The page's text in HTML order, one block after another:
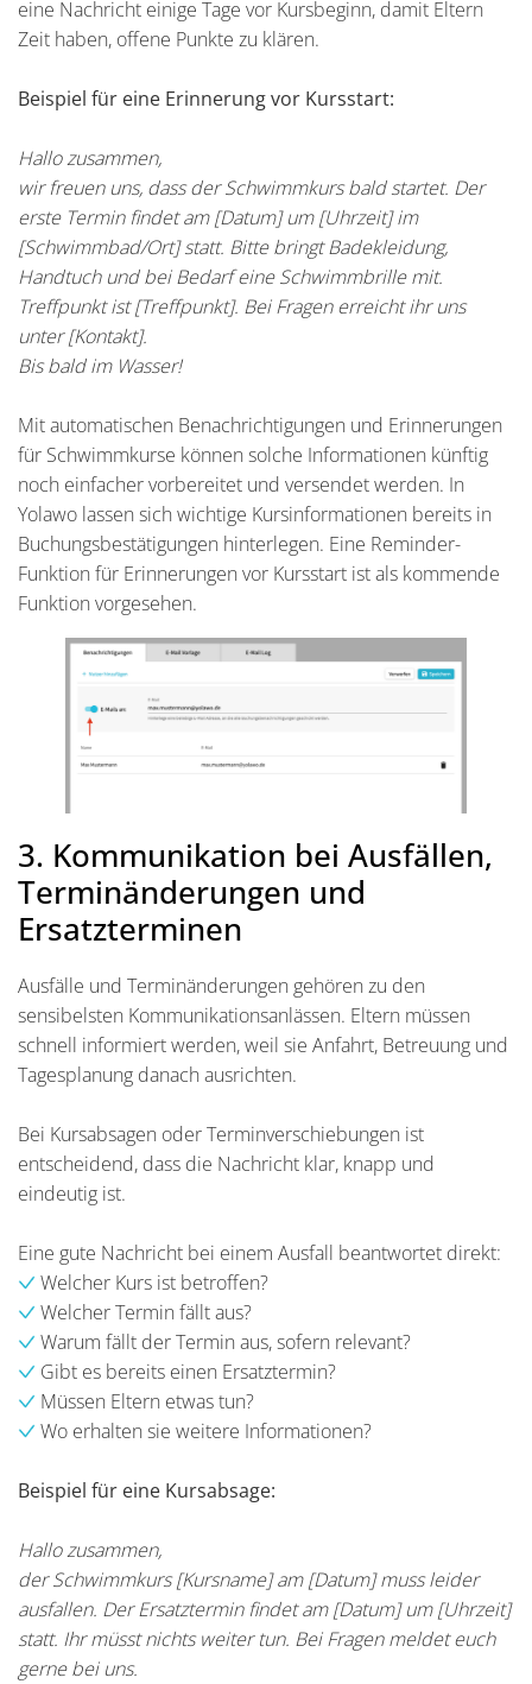
eine Nachricht einige Tage vor Kursbeginn, damit Eltern
Zeit haben, offene Punkte zu klären.
Beispiel für eine Erinnerung vor Kursstart:
Hallo zusammen,
wir freuen uns, dass der Schwimmkurs bald startet. Der
erste Termin findet am [Datum] um [Uhrzeit] im
[Schwimmbad/Ort] statt. Bitte bringt Badekleidung,
Handtuch und bei Bedarf eine Schwimmbrille mit.
Treffpunkt ist [Treffpunkt]. Bei Fragen erreicht ihr uns
unter [Kontakt].
Bis bald im Wasser!
Mit automatischen Benachrichtigungen und Erinnerungen
für Schwimmkurse können solche Informationen künftig
noch einfacher vorbereitet und versendet werden. In
Yolawo lassen sich wichtige Kursinformationen bereits in
Buchungsbestätigungen hinterlegen. Eine Reminder-
Funktion für Erinnerungen vor Kursstart ist als kommende
Funktion vorgesehen.
3. Kommunikation bei Ausfällen,
Terminänderungen und
Ersatzterminen
Ausfälle und Terminänderungen gehören zu den
sensibelsten Kommunikationsanlässen. Eltern müssen
schnell informiert werden, weil sie Anfahrt, Betreuung und
Tagesplanung danach ausrichten.
Bei Kursabsagen oder Terminverschiebungen ist
entscheidend, dass die Nachricht klar, knapp und
eindeutig ist.
Eine gute Nachricht bei einem Ausfall beantwortet direkt:
Welcher Kurs ist betroffen?
Welcher Termin fällt aus?
Warum fällt der Termin aus, sofern relevant?
Gibt es bereits einen Ersatztermin?
Müssen Eltern etwas tun?
Wo erhalten sie weitere Informationen?
Beispiel für eine Kursabsage:
Hallo zusammen,
der Schwimmkurs [Kursname] am [Datum] muss leider
ausfallen. Der Ersatztermin findet am [Datum] um [Uhrzeit]
statt. Ihr müsst nichts weiter tun. Bei Fragen meldet euch
gerne bei uns.